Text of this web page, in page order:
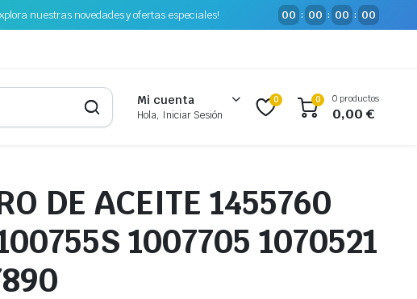
nuestras novedades y ofertas especiales! 00 : 00 : 00 : 00
Mi cuenta
Hola, Iniciar Sesión
0 0 0 productos
0,00€
DE ACEITE 1455760
1007705 1070521